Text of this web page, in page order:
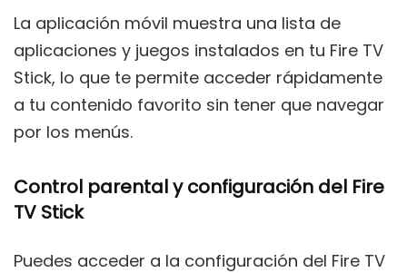
La aplicación móvil muestra una lista de
aplicaciones y juegos instalados en tu Fire TV
Stick, lo que te permite acceder rápidamente
a tu contenido favorito sin tener que navegar
por los menús.
Control parental y configuración del Fire
TV Stick
Puedes acceder a la configuración del Fire TV